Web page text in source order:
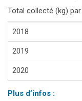
Total collecté (kg) par
2018
2019
2020
Plus d’infos :